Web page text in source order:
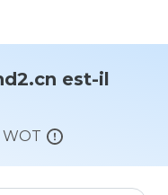
est-il